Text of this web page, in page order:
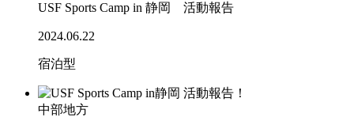
USF Sports Camp in 静岡 活動報告
2024.06.22
宿泊型
中部地方